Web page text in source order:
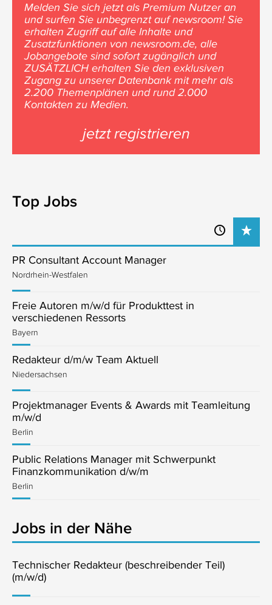
Melden Sie sich jetzt als Premium Nutzer an
und surfen Sie unbegrenzt auf newsroom! Sie
erhalten Zugriff auf alle Inhalte und
Zusatzfunktionen von newsroom.de, alle
Jobangebote sind sofort zugänglich und
ZUSÄTZLICH erhalten Sie den exklusiven
Zugang zu unserer Datenbank mit mehr als
2.200 Themenplänen und rund 2.000
Kontakten zu Medien.
jetzt registrieren
Top Jobs
PR Consultant Account Manager
Nordrhein-Westfalen
Freie Autoren m/w/d für Produkttest in
verschiedenen Ressorts
Bayern
Redakteur d/m/w Team Aktuell
Niedersachsen
Projektmanager Events & Awards mit Teamleitung
m/w/d
Berlin
Public Relations Manager mit Schwerpunkt
Finanzkommunikation d/w/m
Berlin
Jobs in der Nähe
Technischer Redakteur (beschreibender Teil)
(m/w/d)